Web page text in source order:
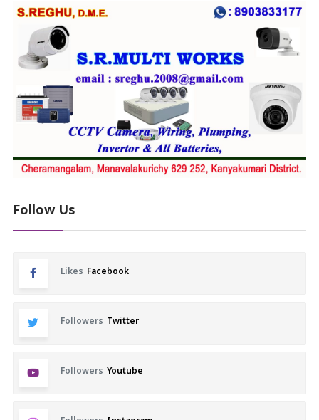
Follow Us
Likes Facebook
Followers Twitter
Followers Youtube